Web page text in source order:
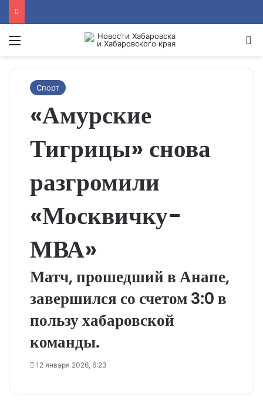
Menu
Спорт
«Амурские
Тигрицы» снова
разгромили
«Москвичку-
МВА»
Матч, прошедший в Анапе,
завершился со счетом 3:0 в
пользу хабаровской
команды.
12 января 2026, 6:23